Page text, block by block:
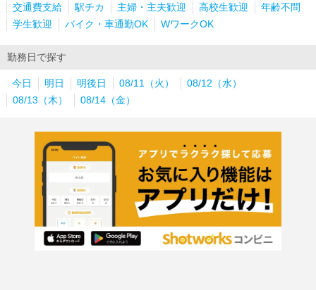
交通費支給
駅チカ 主婦・主夫歓迎 高校生歓迎
年齢不問
学生歓迎
バイク・車通勤OK WワークOK
勤務日で探す
今日 明日 明後日 08/11（火）
08/12（水）
08/13（木）
08/14（金）